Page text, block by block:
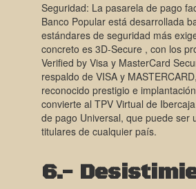
Seguridad: La pasarela de pago
Banco Popular está desarrollada
estándares de seguridad más
concreto es 3D-Secure , con los
Verified by Visa y MasterCard
respaldo de VISA y
reconocido prestigio e
convierte al TPV Virtual de
de pago Universal, que puede ser
titulares de cualquier país.
6.-